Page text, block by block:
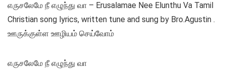
எருசலேமே நீ எழுந்து வா – Erusalamae Nee Elunthu Va Tamil
Christian song lyrics, written tune and sung by Bro.Agustin .
ஊருக்குள்ள ஊழியம் செய்வோம்
எருசலேமே நீ எழுந்து வா